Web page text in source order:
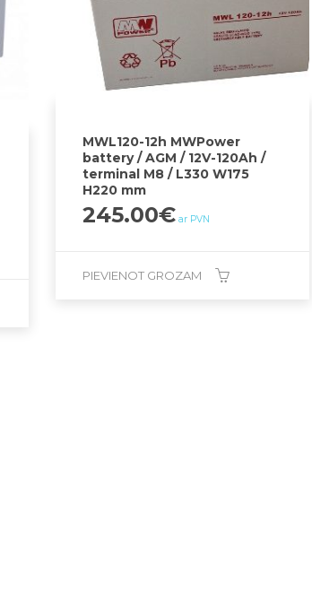
MWL120-12h MWPower
battery / AGM / 12V-120Ah /
terminal M8 / L330 W175
H220 mm
245.00€ ar PVN
PIEVIENOT GROZAM